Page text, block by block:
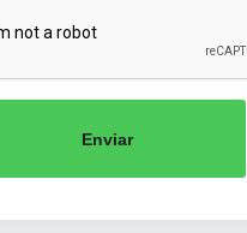
Enviar